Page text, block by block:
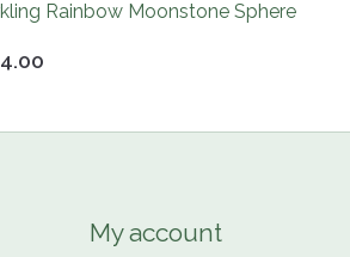
Rainbow Moonstone Sphere
My account